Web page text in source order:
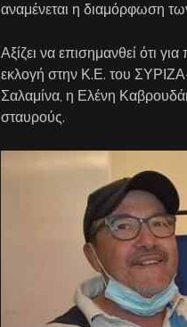
αναμένεται η διαμόρφωση
Αξίζει να επισημανθεί ότι
εκλογή στην Κ.Ε. του
Σαλαμίνα, η Ελένη
σταυρούς.